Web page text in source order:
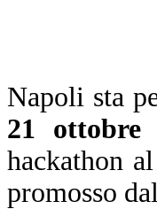
Napoli sta
21 ottobre
hackathon
promosso